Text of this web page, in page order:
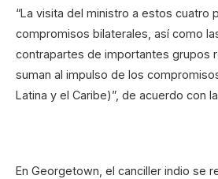
“La visita del ministro a estos cuatro
compromisos bilaterales, así como
contrapartes de importantes grupos
suman al impulso de los
Latina y el Caribe)”, de acuerdo con
En Georgetown, el canciller indio se